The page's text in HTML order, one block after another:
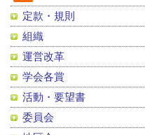
定款・規則
組織
運営改革
学会各賞
活動・要望書
委員会